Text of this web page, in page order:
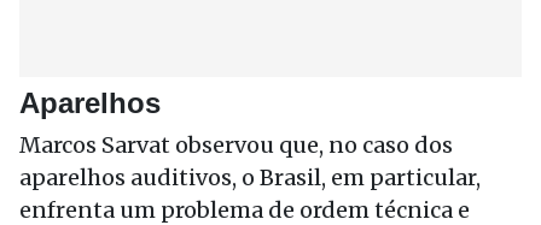
Aparelhos
Marcos Sarvat observou que, no caso dos
aparelhos auditivos, o Brasil, em particular,
enfrenta um problema de ordem técnica e